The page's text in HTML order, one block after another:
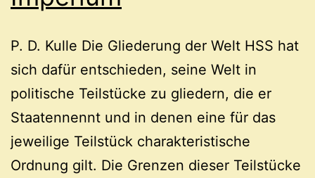
P. D. Kulle Die Gliederung der Welt HSS hat
sich dafür entschieden, seine Welt in
politische Teilstücke zu gliedern, die er
Staatennennt und in denen eine für das
jeweilige Teilstück charakteristische
Ordnung gilt. Die Grenzen dieser Teilstücke